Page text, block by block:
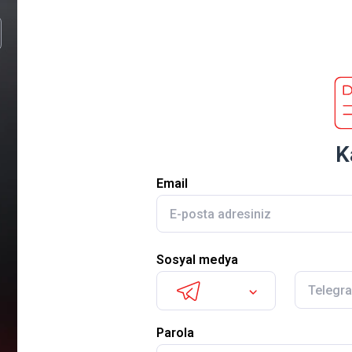
Email
Sosyal medya
Parola